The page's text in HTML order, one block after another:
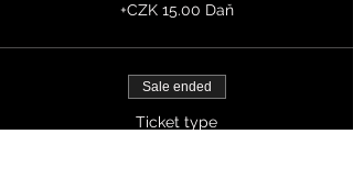
+CZK 15.00 Daň
Sale ended
Ticket type